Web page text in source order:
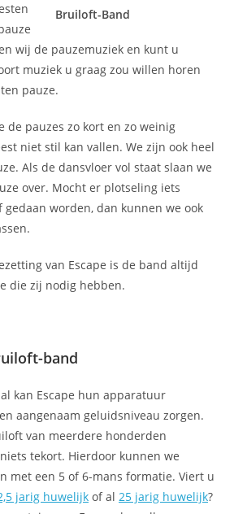
Bruiloft-Band
wij de pauzemuziek en kunt u
muziek u graag zou willen horen
pauze.
de pauzes zo kort en zo weinig
niet stil kan vallen. We zijn ook heel
Als de dansvloer vol staat slaan we
over. Mocht er plotseling iets
gedaan worden, dan kunnen we ook
van Escape is de band altijd
die zij nodig hebben.
band
kan Escape hun apparatuur
aangenaam geluidsniveau zorgen.
van meerdere honderden
tekort. Hierdoor kunnen we
met een 5 of 6-mans formatie. Viert u
jarig huwelijk of al 25 jarig huwelijk?